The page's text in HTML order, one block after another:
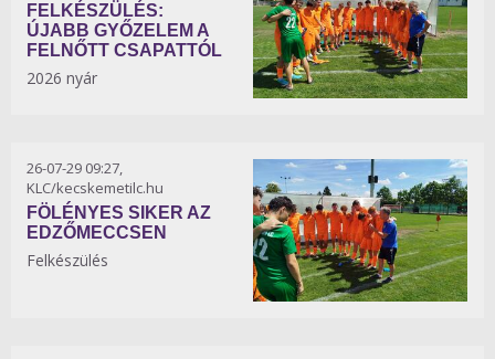
FELKÉSZÜLÉS:
ÚJABB GYŐZELEM A
FELNŐTT CSAPATTÓL
2026 nyár
26-07-29 09:27,
KLC/kecskemetilc.hu
FÖLÉNYES SIKER AZ
EDZŐMECCSEN
Felkészülés